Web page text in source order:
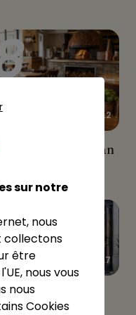
Pizz’ de Saint-Jean
4.2
de Saint-Jean
Restaurant Pizzeria Le
Névé
4.7
Pizzeria
sur notre
nous
collectons
être
nous vous
nous
Cookies